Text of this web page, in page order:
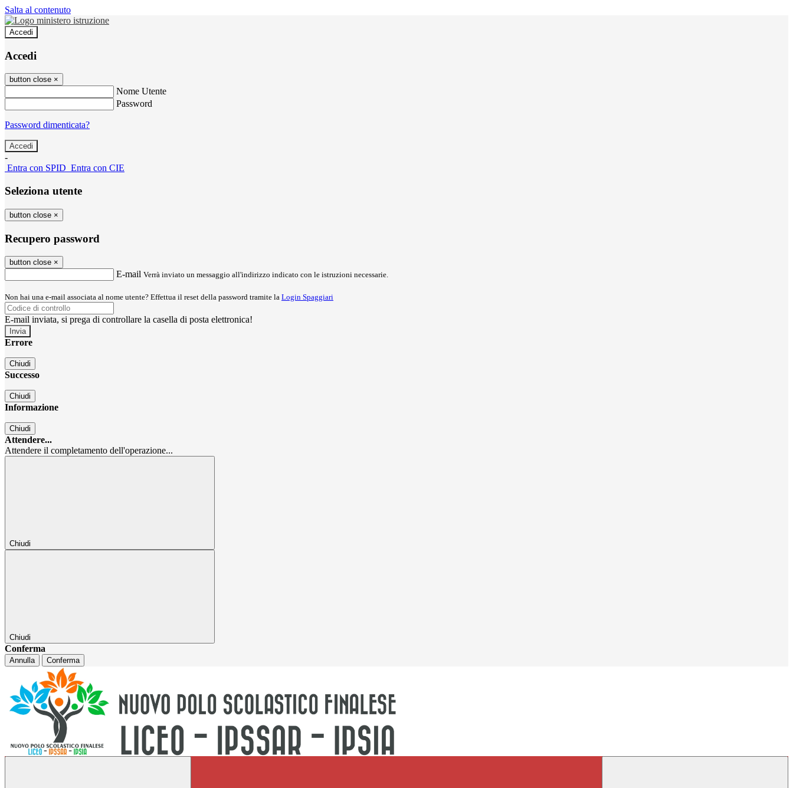
Salta al contenuto
Accedi
Accedi
button close ×
Nome Utente
Password
Password dimenticata?
-
Entra con SPID Entra con CIE
Seleziona utente
button close ×
Recupero password
button close ×
E-mail Verrà inviato un messaggio all'indirizzo indicato con le istruzioni necessarie.
Non hai una e-mail associata al nome utente? Effettua il reset della password tramite la Login Spaggiari
E-mail inviata, si prega di controllare la casella di posta elettronica!
Errore
Chiudi
Successo
Chiudi
Informazione
Chiudi
Attendere...
Attendere il completamento dell'operazione...
Chiudi
Chiudi
Conferma
Annulla Conferma